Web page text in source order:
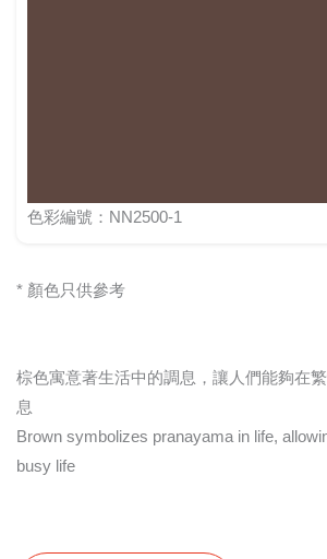
色彩編號：NN2500-1
* 顏色只供參考
棕色寓意著生活中的調息，讓人們能夠在
息
Brown symbolizes pranayama in life,
busy life